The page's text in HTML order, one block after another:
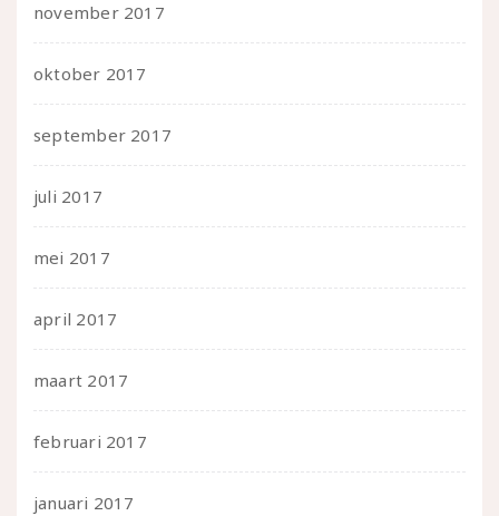
november 2017
oktober 2017
september 2017
juli 2017
mei 2017
april 2017
maart 2017
februari 2017
januari 2017